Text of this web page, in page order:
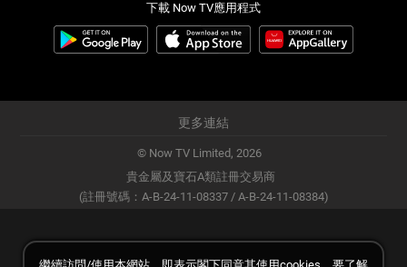
下載 Now TV應用程式
更多連結
© Now TV Limited, 2026
貴金屬及寶石A類註冊交易商
(註冊號碼：A-B-24-11-08337 / A-B-24-11-08384)